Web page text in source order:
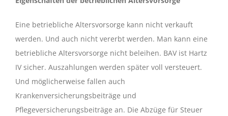
Eine betriebliche Altersvorsorge kann nicht verkauft
werden. Und auch nicht vererbt werden. Man kann eine
betriebliche Altersvorsorge nicht beleihen. BAV ist Hartz
IV sicher. Auszahlungen werden später voll versteuert.
Und möglicherweise fallen auch
Krankenversicherungsbeiträge und
Pflegeversicherungsbeiträge an. Die Abzüge für Steuer